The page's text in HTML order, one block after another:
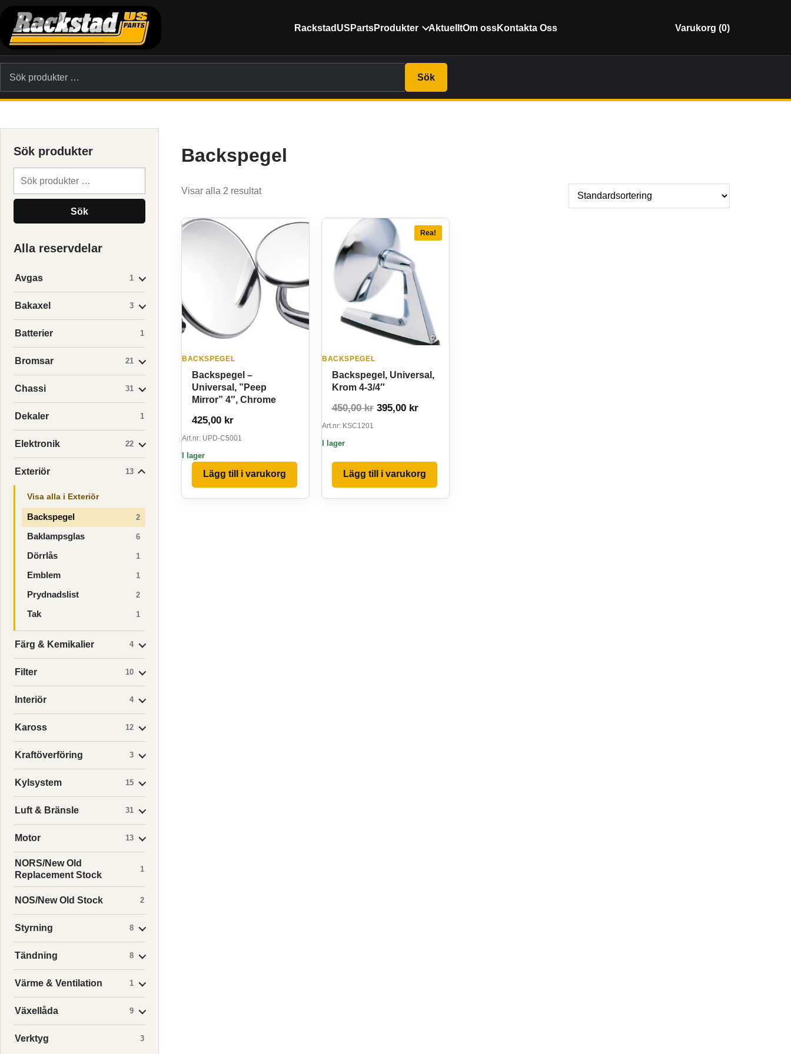
RackstadUSPartsProdukter AktuelltOm ossKontakta Oss Varukorg (0)
Sök
Sök produkter
Sök
Alla reservdelar
Avgas 1
Bakaxel 3
Batterier 1
Bromsar 21
Chassi 31
Dekaler 1
Elektronik 22
Exteriör 13
Visa alla i Exteriör
Backspegel 2
Baklampsglas 6
Dörrlås 1
Emblem 1
Prydnadslist 2
Tak 1
Färg & Kemikalier 4
Filter 10
Interiör 4
Kaross 12
Kraftöverföring 3
Kylsystem 15
Luft & Bränsle 31
Motor 13
NORS/New Old
Replacement Stock
1
NOS/New Old Stock 2
Styrning 8
Tändning 8
Värme & Ventilation 1
Växellåda 9
Verktyg 3
Backspegel
Visar alla 2 resultat
BACKSPEGEL
Backspegel –
Universal, ”Peep
Mirror” 4″, Chrome
425,00 kr
Art.nr: UPD-C5001
I lager
Lägg till i varukorg
Rea!
BACKSPEGEL
Backspegel, Universal,
Krom 4-3/4″
450,00kr Det ursprungliga priset var: 450,00 kr.
395,00 krDet nuvarande priset är: 395,00 kr.
Art.nr: KSC1201
I lager
Lägg till i varukorg